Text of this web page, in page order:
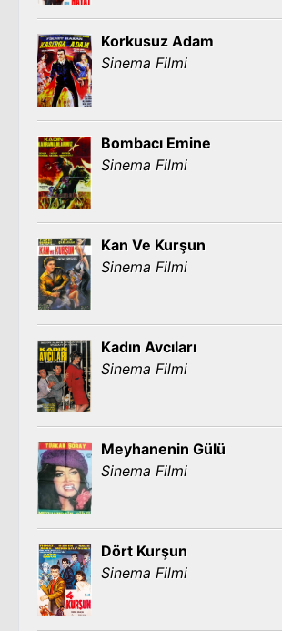
Korkusuz Adam
Sinema Filmi
Bombacı Emine
Sinema Filmi
Kan Ve Kurşun
Sinema Filmi
Kadın Avcıları
Sinema Filmi
Meyhanenin Gülü
Sinema Filmi
Dört Kurşun
Sinema Filmi